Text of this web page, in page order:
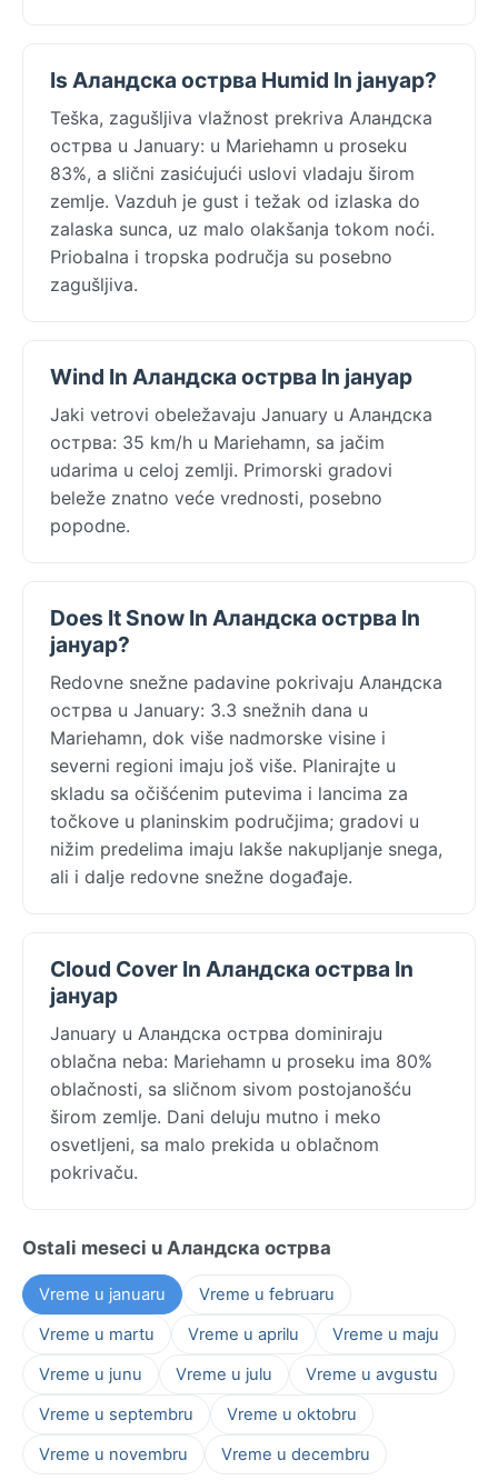
Is Аландска острва Humid In јануар?
Teška, zagušljiva vlažnost prekriva Аландска
острва u January: u Mariehamn u proseku
83%, a slični zasićujući uslovi vladaju širom
zemlje. Vazduh je gust i težak od izlaska do
zalaska sunca, uz malo olakšanja tokom noći.
Priobalna i tropska područja su posebno
zagušljiva.
Wind In Аландска острва In јануар
Jaki vetrovi obeležavaju January u Аландска
острва: 35 km/h u Mariehamn, sa jačim
udarima u celoj zemlji. Primorski gradovi
beleže znatno veće vrednosti, posebno
popodne.
Does It Snow In Аландска острва In
јануар?
Redovne snežne padavine pokrivaju Аландска
острва u January: 3.3 snežnih dana u
Mariehamn, dok više nadmorske visine i
severni regioni imaju još više. Planirajte u
skladu sa očišćenim putevima i lancima za
točkove u planinskim područjima; gradovi u
nižim predelima imaju lakše nakupljanje snega,
ali i dalje redovne snežne događaje.
Cloud Cover In Аландска острва In
јануар
January u Аландска острва dominiraju
oblačna neba: Mariehamn u proseku ima 80%
oblačnosti, sa sličnom sivom postojanošću
širom zemlje. Dani deluju mutno i meko
osvetljeni, sa malo prekida u oblačnom
pokrivaču.
Ostali meseci u Аландска острва
Vreme u januaru
Vreme u februaru
Vreme u martu
Vreme u aprilu
Vreme u maju
Vreme u junu
Vreme u julu
Vreme u avgustu
Vreme u septembru
Vreme u oktobru
Vreme u novembru
Vreme u decembru